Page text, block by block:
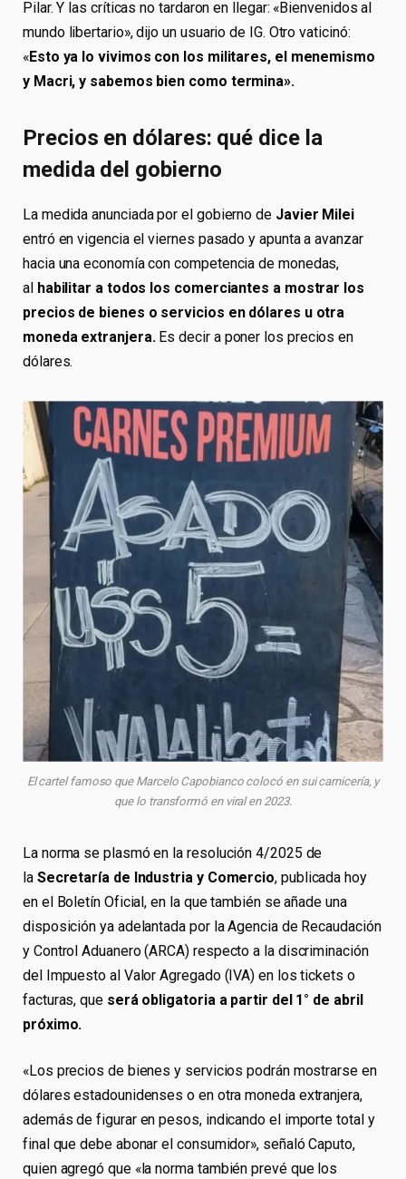
Pilar. Y las críticas no tardaron en llegar: «Bienvenidos al
mundo libertario», dijo un usuario de IG. Otro vaticinó:
«Esto ya lo vivimos con los militares, el menemismo
y Macri, y sabemos bien como termina».
Precios en dólares: qué dice la
medida del gobierno
La medida anunciada por el gobierno de Javier Milei
entró en vigencia el viernes pasado y apunta a avanzar
hacia una economía con competencia de monedas,
al habilitar a todos los comerciantes a mostrar los
precios de bienes o servicios en dólares u otra
moneda extranjera. Es decir a poner los precios en
dólares.
El cartel famoso que Marcelo Capobianco colocó en sui carnicería, y
que lo transformó en viral en 2023.
La norma se plasmó en la resolución 4/2025 de
laSecretaría de Industria y Comercio, publicada hoy
en el Boletín Oficial, en la que también se añade una
disposición ya adelantada por la Agencia de Recaudación
y Control Aduanero (ARCA) respecto a la discriminación
del Impuesto al Valor Agregado (IVA) en los tickets o
facturas, queserá obligatoria a partir del 1° de abril
próximo.
«Los precios de bienes y servicios podrán mostrarse en
dólares estadounidenses o en otra moneda extranjera,
además de figurar en pesos, indicando el importe total y
final que debe abonar el consumidor», señaló Caputo,
quien agregó que «la norma también prevé que los